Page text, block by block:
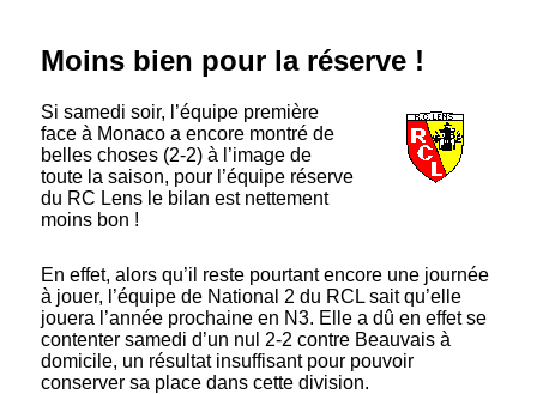
Moins bien pour la réserve !
Si samedi soir, l’équipe première
face à Monaco a encore montré de
belles choses (2-2) à l’image de
toute la saison, pour l’équipe réserve
du RC Lens le bilan est nettement
moins bon !
En effet, alors qu’il reste pourtant encore une journée
à jouer, l’équipe de National 2 du RCL sait qu’elle
jouera l’année prochaine en N3. Elle a dû en effet se
contenter samedi d’un nul 2-2 contre Beauvais à
domicile, un résultat insuffisant pour pouvoir
conserver sa place dans cette division.